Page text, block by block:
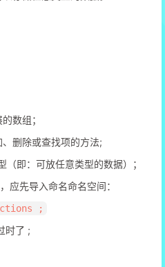
数组；
删除或查找项的方法;
即：可放任意类型的数据）；
应先导入命名命名空间：
;
时了 ;